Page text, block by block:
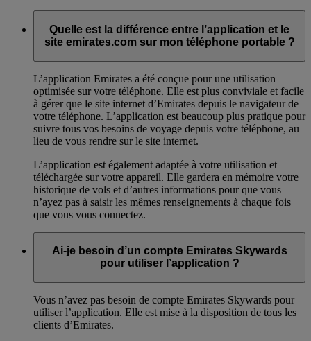
Quelle est la différence entre l’application et le
site emirates.com sur mon téléphone portable ?
L’application Emirates a été conçue pour une utilisation
optimisée sur votre téléphone. Elle est plus conviviale et facile
à gérer que le site internet d’Emirates depuis le navigateur de
votre téléphone. L’application est beaucoup plus pratique pour
suivre tous vos besoins de voyage depuis votre téléphone, au
lieu de vous rendre sur le site internet.
L’application est également adaptée à votre utilisation et
téléchargée sur votre appareil. Elle gardera en mémoire votre
historique de vols et d’autres informations pour que vous
n’ayez pas à saisir les mêmes renseignements à chaque fois
que vous vous connectez.
Ai-je besoin d’un compte Emirates Skywards
pour utiliser l’application ?
Vous n’avez pas besoin de compte Emirates Skywards pour
utiliser l’application. Elle est mise à la disposition de tous les
clients d’Emirates.